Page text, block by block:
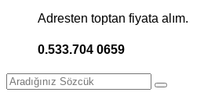
Adresten toptan fiyata alım.
0.533.704 0659